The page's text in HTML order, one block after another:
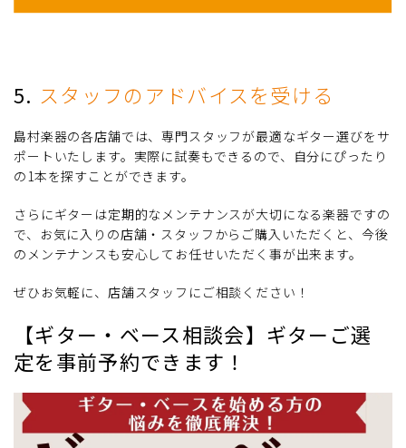
5. スタッフのアドバイスを受ける
島村楽器の各店舗では、専門スタッフが最適なギター選びをサ
ポートいたします。実際に試奏もできるので、自分にぴったり
の1本を探すことができます。
さらにギターは定期的なメンテナンスが大切になる楽器ですの
で、お気に入りの店舗・スタッフからご購入いただくと、今後
のメンテナンスも安心してお任せいただく事が出来ます。
ぜひお気軽に、店舗スタッフにご相談ください！
【ギター・ベース相談会】ギターご選
定を事前予約できます！